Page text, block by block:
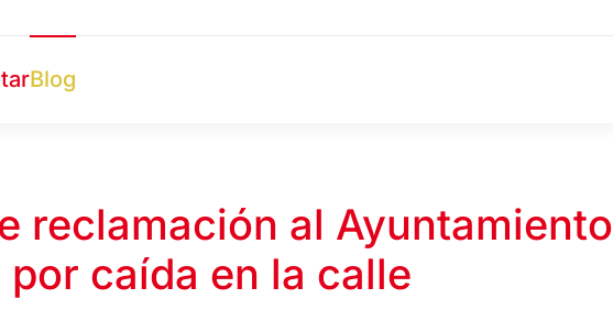
Blog
reclamación al Ayuntamiento
por caída en la calle